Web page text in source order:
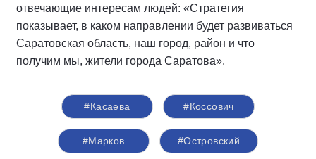
отвечающие интересам людей: «Стратегия
показывает, в каком направлении будет развиваться
Саратовская область, наш город, район и что
получим мы, жители города Саратова».
#Касаева #Коссович
#Марков #Островский